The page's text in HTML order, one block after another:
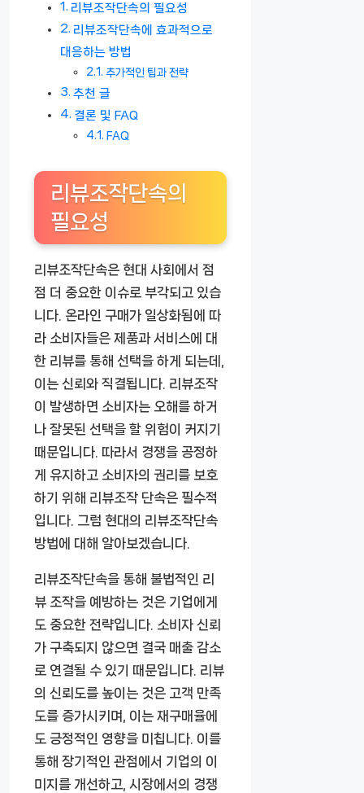
리뷰조작단속의 필요성
리뷰조작단속에 효과적으로
대응하는 방법
추가적인 팁과 전략
추천 글
결론 및 FAQ
FAQ
리뷰조작단속의
필요성
리뷰조작단속은 현대 사회에서 점
점 더 중요한 이슈로 부각되고 있습
니다. 온라인 구매가 일상화됨에 따
라 소비자들은 제품과 서비스에 대
한 리뷰를 통해 선택을 하게 되는데,
이는 신뢰와 직결됩니다. 리뷰조작
이 발생하면 소비자는 오해를 하거
나 잘못된 선택을 할 위험이 커지기
때문입니다. 따라서 경쟁을 공정하
게 유지하고 소비자의 권리를 보호
하기 위해 리뷰조작 단속은 필수적
입니다. 그럼 현대의 리뷰조작단속
방법에 대해 알아보겠습니다.
리뷰조작단속을 통해 불법적인 리
뷰 조작을 예방하는 것은 기업에게
도 중요한 전략입니다. 소비자 신뢰
가 구축되지 않으면 결국 매출 감소
로 연결될 수 있기 때문입니다. 리뷰
의 신뢰도를 높이는 것은 고객 만족
도를 증가시키며, 이는 재구매율에
도 긍정적인 영향을 미칩니다. 이를
통해 장기적인 관점에서 기업의 이
미지를 개선하고, 시장에서의 경쟁